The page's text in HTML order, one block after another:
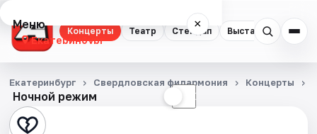
Концерты Театр Стендап Выставки
Меню ×
Екатеринбург
Концерты
Театр
Ночной режим ☾
Екатеринбург Свердловская филармония Концерты